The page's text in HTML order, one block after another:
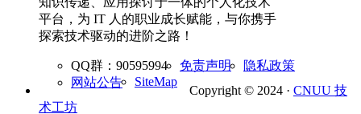
平台，为 IT 人的职业成长赋能，与你携手
探索技术驱动的进阶之路！
QQ群：90595994 免责声明
隐私政策
网站公告
SiteMap
Copyright © 2024 · CNUU 技
术工坊